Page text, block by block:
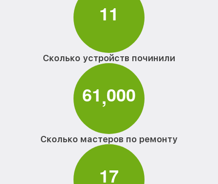
11
Сколько устройств починили
61,000
Сколько мастеров по ремонту
17